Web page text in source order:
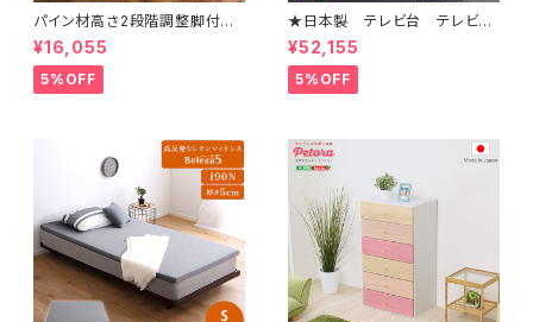
パイン材高さ2段階調整脚付き
すのこベッド(ダブル) ASP-02
D
¥16,055
5%OFF
★日本製 テレビ台 テレビボ
ード 230cm幅 【BARS-バ
ース-】 SH-24-BR230
¥52,155
5%OFF